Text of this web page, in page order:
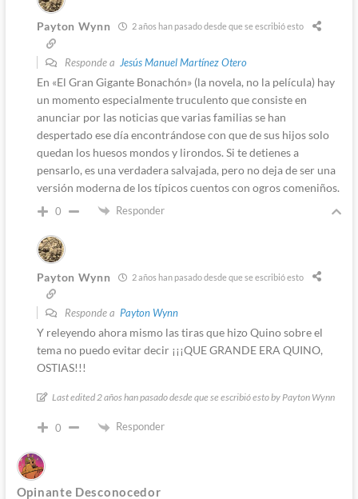
Payton Wynn 2 años han pasado desde que se escribió esto
Responde a Jesús Manuel Martínez Otero
En «El Gran Gigante Bonachón» (la novela, no la película) hay
un momento especialmente truculento que consiste en
anunciar por las noticias que varias familias se han
despertado ese día encontrándose con que de sus hijos solo
quedan los huesos mondos y lirondos. Si te detienes a
pensarlo, es una verdadera salvajada, pero no deja de ser una
versión moderna de los típicos cuentos con ogros comeniños.
0 Responder
Payton Wynn 2 años han pasado desde que se escribió esto
Responde a Payton Wynn
Y releyendo ahora mismo las tiras que hizo Quino sobre el
tema no puedo evitar decir ¡¡¡QUE GRANDE ERA QUINO,
OSTIAS!!!
Last edited 2 años han pasado desde que se escribió esto by Payton Wynn
0 Responder
Opinante Desconocedor